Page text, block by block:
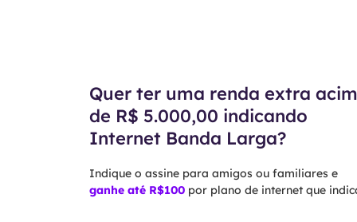
Quer ter uma renda extra
de R$ 5.000,00 indicando
Internet Banda Larga?
Indique o assine para amigos ou familiares e
ganhe até R$100por plano de internet que